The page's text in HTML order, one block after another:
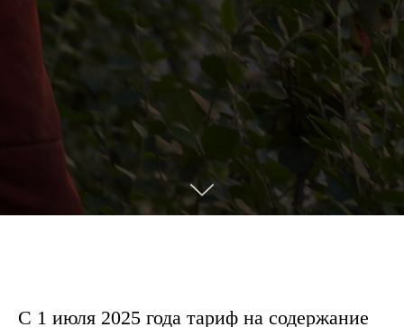
С 1 июля 2025 года тариф на содержание